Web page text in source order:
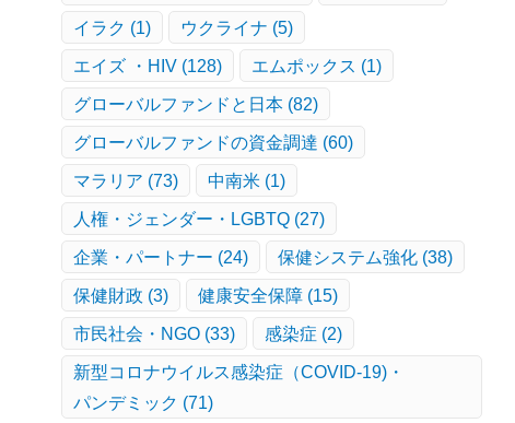
イラク (1) ウクライナ (5)
エイズ ・HIV(128) エムポックス (1)
グローバルファンドと日本(82)
グローバルファンドの資金調達 (60)
マラリア (73) 中南米(1)
人権・ジェンダー・LGBTQ(27)
企業・パートナー (24) 保健システム強化(38)
保健財政 (3) 健康安全保障(15)
市民社会・NGO(33) 感染症 (2)
新型コロナウイルス感染症（COVID-19)・
パンデミック (71)